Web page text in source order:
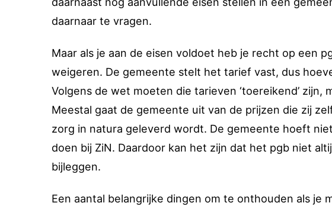
daarnaar te vragen.
Maar als je aan de eisen voldoet heb je recht op een
weigeren. De gemeente stelt het tarief vast, dus
Volgens de wet moeten die tarieven ‘toereikend’
Meestal gaat de gemeente uit van de prijzen die zij
zorg in natura geleverd wordt. De gemeente hoeft
doen bij ZiN. Daardoor kan het zijn dat het pgb niet
bijleggen.
Een aantal belangrijke dingen om te onthouden als je